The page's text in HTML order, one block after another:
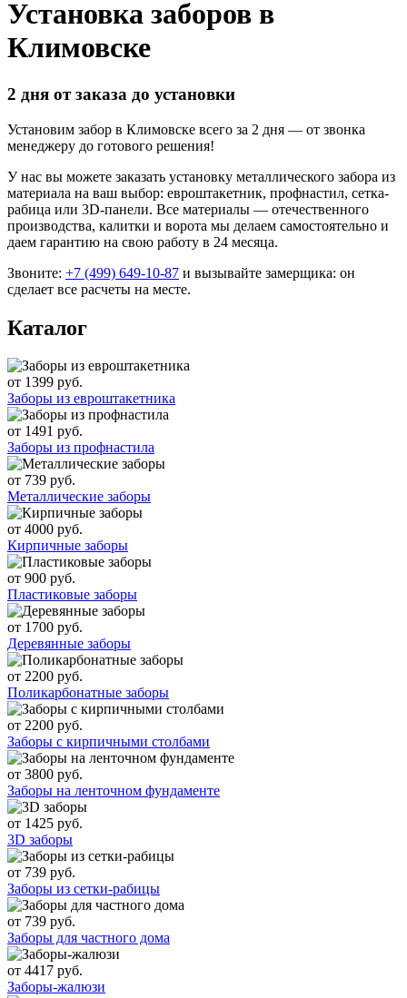
Установка заборов в
Климовске
2 дня от заказа до установки
Установим забор в Климовске всего за 2 дня — от звонка
менеджеру до готового решения!
У нас вы можете заказать установку металлического забора из
материала на ваш выбор: евроштакетник, профнастил, сетка-
рабица или 3D-панели. Все материалы — отечественного
производства, калитки и ворота мы делаем самостоятельно и
даем гарантию на свою работу в 24 месяца.
Звоните: +7 (499) 649-10-87 и вызывайте замерщика: он
сделает все расчеты на месте.
Каталог
от 1399 руб.
Заборы из евроштакетника
от 1491 руб.
Заборы из профнастила
от 739 руб.
Металлические заборы
от 4000 руб.
Кирпичные заборы
от 900 руб.
Пластиковые заборы
от 1700 руб.
Деревянные заборы
от 2200 руб.
Поликарбонатные заборы
от 2200 руб.
Заборы с кирпичными столбами
от 3800 руб.
Заборы на ленточном фундаменте
от 1425 руб.
3D заборы
от 739 руб.
Заборы из сетки-рабицы
от 739 руб.
Заборы для частного дома
от 4417 руб.
Заборы-жалюзи